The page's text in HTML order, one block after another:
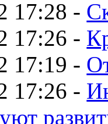
17:28 -
17:26 -
17:19 -
17:26 -